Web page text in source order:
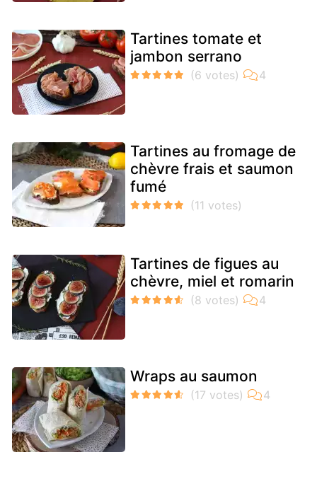
Tartines tomate et
jambon serrano
Tartines au fromage de
chèvre frais et saumon
fumé
Tartines de figues au
chèvre, miel et romarin
Wraps au saumon